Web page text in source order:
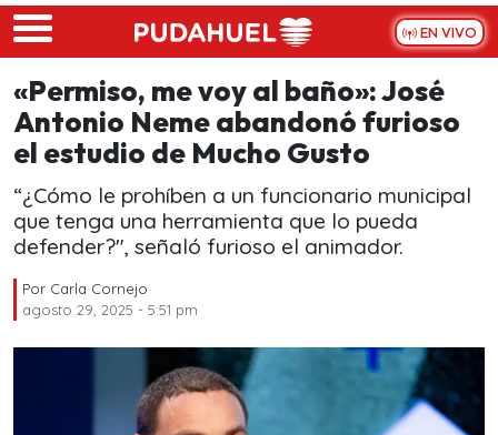
Skip to main content
EN VIVO
«Permiso, me voy al baño»: José
Antonio Neme abandonó furioso
el estudio de Mucho Gusto
“¿Cómo le prohíben a un funcionario municipal
que tenga una herramienta que lo pueda
defender?", señaló furioso el animador.
Por Carla Cornejo
agosto 29, 2025 - 5:51 pm